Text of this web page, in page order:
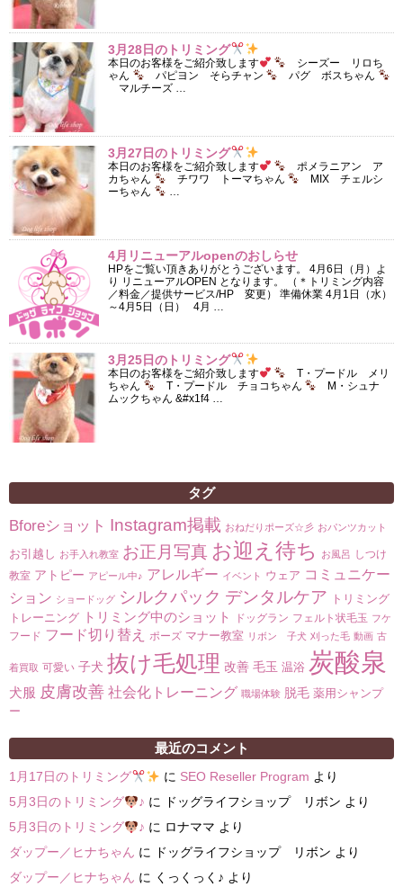
3月28日のトリミング
本日のお客様をご紹介致します
シーズー リロち
ゃん
パピヨン そらチャン
パグ ボスちゃん
マルチーズ …
3月27日のトリミング
本日のお客様をご紹介致します
ポメラニアン ア
カちゃん
チワワ トーマちゃん
MIX チェルシ
ーちゃん
…
4月リニューアルopenのおしらせ
HPをご覧い頂きありがとうございます。 4月6日（月）よ
り リニューアルOPEN となります。 （＊トリミング内容
／料金／提供サービス/HP 変更） 準備休業 4月1日（水）
～4月5日（日） 4月 …
3月25日のトリミング
本日のお客様をご紹介致します
T・プードル メリ
ちゃん
T・プードル チョコちゃん
M・シュナ
ムックちゃん &#x1f4 …
タグ
Bforeショット Instagram掲載 おねだりポーズ☆彡 おパンツカット
お引越し お手入れ教室 お正月写真 お迎え待ち お風呂 しつけ
教室 アトピー アピール中♪ アレルギー イベント ウェア コミュニケー
ション ショードッグ シルクパック デンタルケア
トリミング
トレーニング
トリミング中のショット ドッグラン フェルト状毛玉 フケ
フード フード切り替え ポーズ マナー教室 リボン 子犬 刈った毛 動画 古
着買取 可愛い 子犬 抜け毛処理 改善 毛玉 温浴 炭酸泉
犬服 皮膚改善 社会化トレーニング 職場体験 脱毛 薬用シャンプ
ー
最近のコメント
1月17日のトリミング に SEO Reseller Program より
5月3日のトリミング
♪ に ドッグライフショップ リボン より
5月3日のトリミング
♪ に ロナママ より
ダップー／ヒナちゃん に ドッグライフショップ リボン より
ダップー／ヒナちゃん に くっくっく♪ より